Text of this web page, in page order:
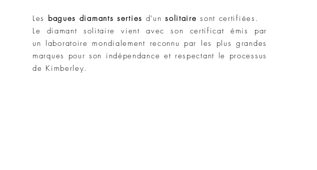
Les bagues diamants serties d'un solitairesont certifiées.
Le diamant solitaire vient avec son certificat émis par
un laboratoire mondialement reconnu par les plus grandes
marques pour son indépendance et respectant le processus
de Kimberley.